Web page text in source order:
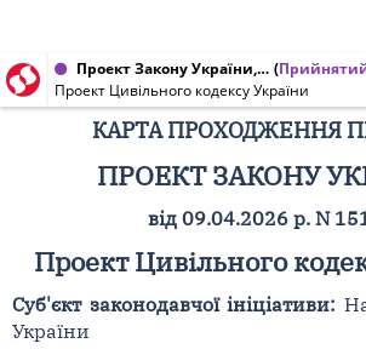
Проект Закону України, Карта проходження проекту від 28.04.2026 № 15150 (
Проект Цивільного кодексу України